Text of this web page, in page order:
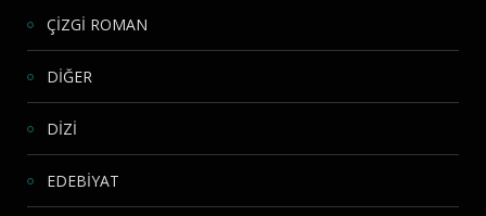
ÇİZGİ ROMAN
DİĞER
DİZİ
EDEBİYAT